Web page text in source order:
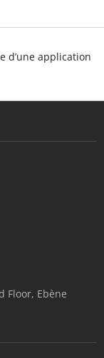
d’une application
Floor, Ebène